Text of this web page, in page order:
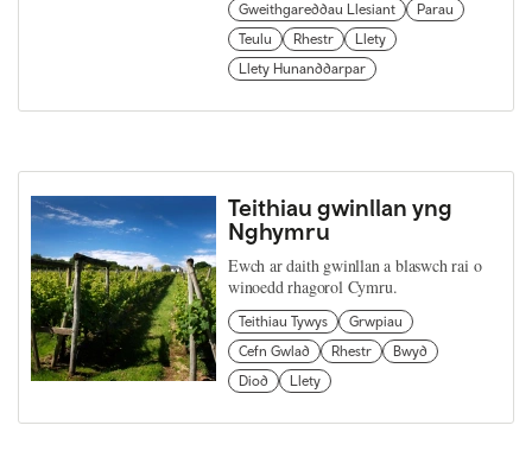
Gweithgareddau Llesiant
Parau
Teulu
Rhestr
Llety
Llety Hunanddarpar
Teithiau gwinllan yng
Nghymru
Ewch ar daith gwinllan a blaswch rai o
winoedd rhagorol Cymru.
Teithiau Tywys
Grwpiau
Cefn Gwlad
Rhestr
Bwyd
Diod
Llety